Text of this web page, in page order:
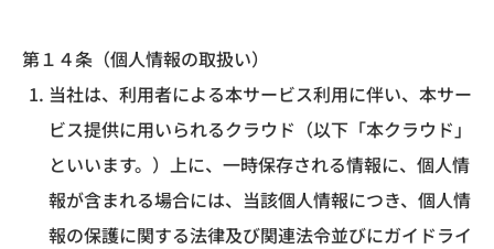
第１４条（個人情報の取扱い）
当社は、利用者による本サービス利用に伴い、本サー
ビス提供に用いられるクラウド（以下「本クラウド」
といいます。）上に、一時保存される情報に、個人情
報が含まれる場合には、当該個人情報につき、個人情
報の保護に関する法律及び関連法令並びにガイドライ